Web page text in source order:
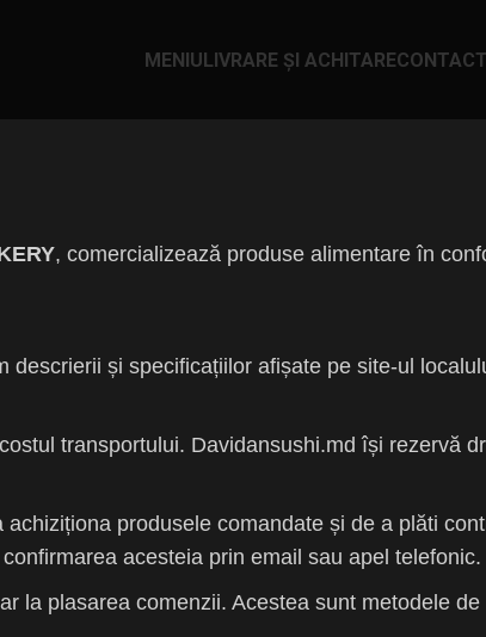
MENIULIVRARE ȘI ACHITARE
, comercializează produse alimentare în
și specificațiilor afișate pe site-ul
transportului. Davidansushi.md își rezervă
produsele comandate și de a plăti
acesteia prin email sau apel telefonic.
la plasarea comenzii. Acestea sunt metodele